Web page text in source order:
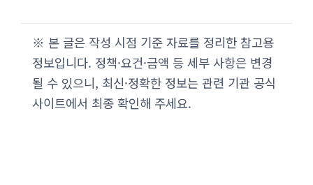
※ 본 글은 작성 시점 기준 자료를 정리한 참고용
정보입니다. 정책·요건·금액 등 세부 사항은 변경
될 수 있으니, 최신·정확한 정보는 관련 기관 공식
사이트에서 최종 확인해 주세요.